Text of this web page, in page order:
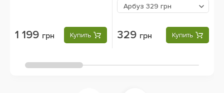
1 199 грн Купить
Арбуз 329 грн
329 грн Купить